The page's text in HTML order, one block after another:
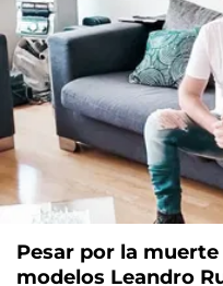
Pesar por la
modelos Leandro